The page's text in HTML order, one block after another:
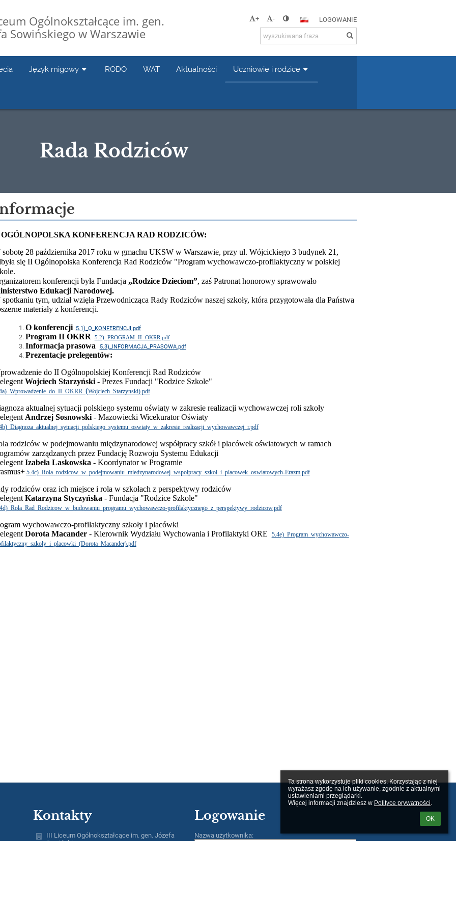
Ta strona wykorzystuje pliki cookies. Korzystając z niej
wyrażasz zgodę na ich używanie, zgodnie z aktualnymi
ustawieniami przeglądarki.
Więcej informacji znajdziesz w Polityce prywatności.
OK
Ogólnokształcące im. gen.
Sowińskiego w Warszawie
+ - LOGOWANIE
Język migowy RODO WAT Aktualności Uczniowie i rodzice
Rada Rodziców
KONFERENCJA RAD RODZICÓW:
sobotę 28 października 2017 roku w gmachu UKSW w Warszawie, przy ul. Wójcickiego 3 budynek 21,
się II Ogólnopolska Konferencja Rad Rodziców "Program wychowawczo-profilaktyczny w polskiej
konferencji była Fundacja „Rodzice Dzieciom”, zaś Patronat honorowy sprawowało
Edukacji Narodowej.
spotkaniu tym, udział wzięła Przewodnicząca Rady Rodziców naszej szkoły, która przygotowała dla Państwa
materiały z konferencji.
O konferencji 5.1)_O_KONFERENCJI.pdf
Program II OKRR 5.2)_PROGRAM_II_OKRR.pdf
Informacja prasowa 5.3)_INFORMACJA_PRASOWA.pdf
Prezentacje prelegentów:
do II Ogólnopolskiej Konferencji Rad Rodziców
Wojciech Starzyński- Prezes Fundacji "Rodzice Szkole"
(Wojciech_Starzynski).pdf
aktualnej sytuacji polskiego systemu oświaty w zakresie realizacji wychowawczej roli szkoły
Andrzej Sosnowski- Mazowiecki Wicekurator Oświaty
rodziców w podejmowaniu międzynarodowej współpracy szkół i placówek oświatowych w ramach
zarządzanych przez Fundację Rozwoju Systemu Edukacji
Izabela Laskowska - Koordynator w Programie
5.4c)_Rola_rodzicow_w_podejmowaniu_miedzynarodowej_wspolpracy_szkol_i_placowek_oswiatowych-Erazm.pdf
rodziców oraz ich miejsce i rola w szkołach z perspektywy rodziców
Katarzyna Styczyńska - Fundacja "Rodzice Szkole"
profilaktycznego_z_perspektywy_rodzicow.pdf
wychowawczo-profilaktyczny szkoły i placówki
Dorota Macander- Kierownik Wydziału Wychowania i Profilaktyki ORE
5.4e)_Program_wychowawczo-
Kontakty
III Liceum Ogólnokształcące im. gen. Józefa
Sowińskiego
Logowanie
Nazwa użytkownika: